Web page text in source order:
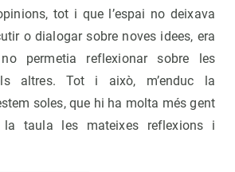
tot i que l’espai no deixava
o dialogar sobre noves idees, era
permetia reflexionar sobre les
altres. Tot i això, m’enduc la
soles, que hi ha molta més gent
taula les mateixes reflexions i